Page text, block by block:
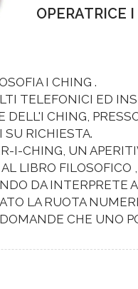
OPERATRICE
I CHING .
TELEFONICI ED
DELL'I CHING,
RICHIESTA.
I-CHING, UN
LIBRO
DA INTERPRETE
LA RUOTA
CHE UNO